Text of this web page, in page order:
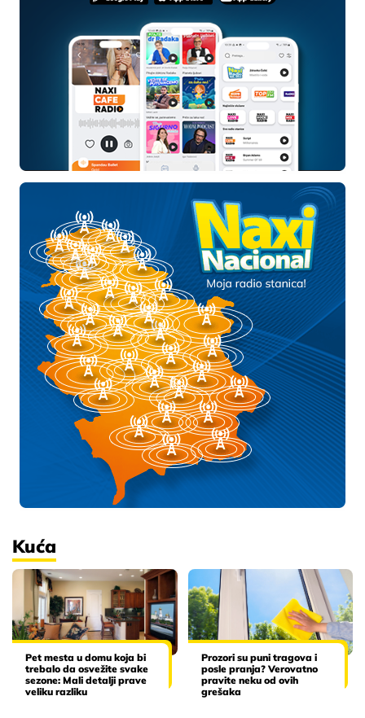
Kuća
Pet mesta u domu koja bi
trebalo da osvežite svake
sezone: Mali detalji prave
veliku razliku
Prozori su puni tragova i
posle pranja? Verovatno
pravite neku od ovih
grešaka